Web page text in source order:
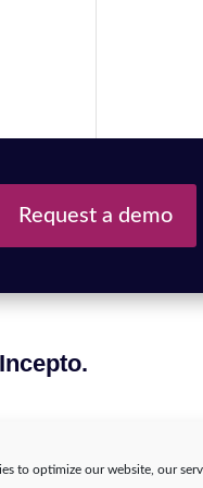
to optimize our website, our
Request a demo